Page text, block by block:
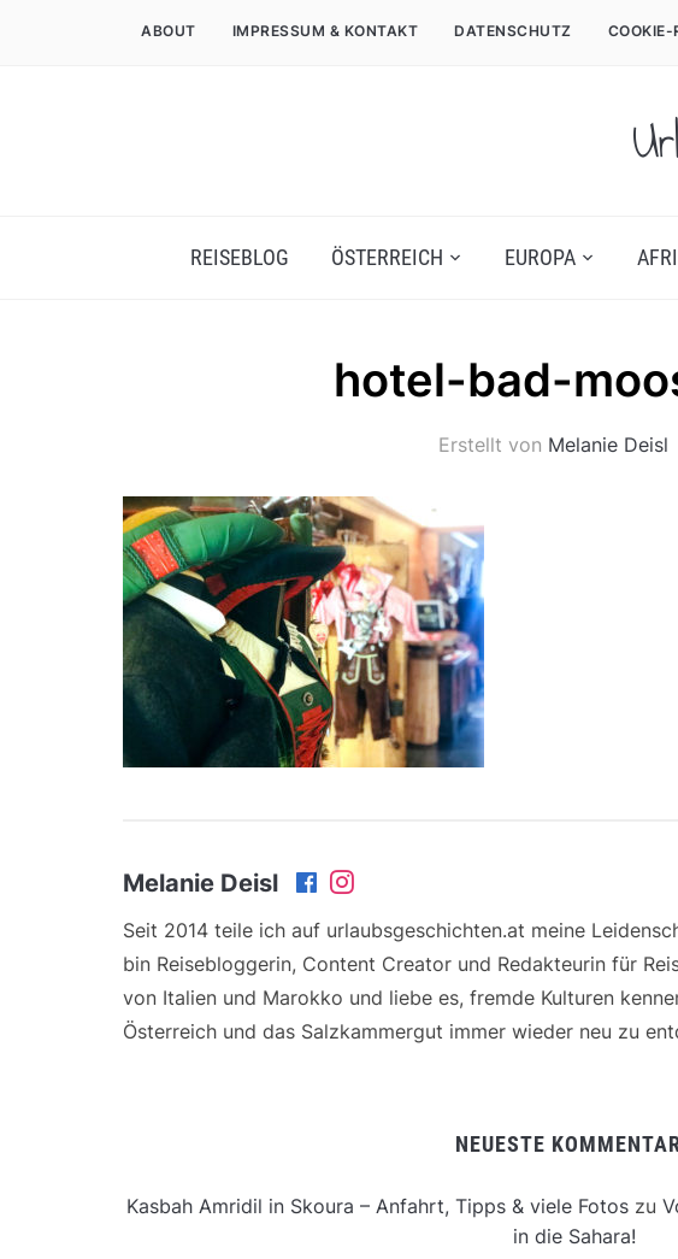
ABOUT IMPRESSUM & KONTAKT DATENSCHUTZ COOKIE-
REISEBLOG ÖSTERREICH EUROPA
hotel-bad-
Erstellt von Melanie Deisl
Melanie Deisl
Seit 2014 teile ich auf urlaubsgeschichten.at meine
bin Reisebloggerin, Content Creator und Redakteurin für
von Italien und Marokko und liebe es, fremde Kulturen
Österreich und das Salzkammergut immer wieder neu zu
NEUESTE
Kasbah Amridil in Skoura – Anfahrt, Tipps & viele Fotos zu
in die Sahara!